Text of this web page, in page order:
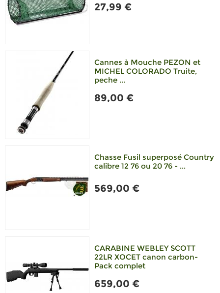
27,99 €
Cannes à Mouche PEZON et
MICHEL COLORADO Truite,
peche ...
89,00 €
Chasse Fusil superposé Country
calibre 12 76 ou 20 76 - ...
569,00 €
CARABINE WEBLEY SCOTT
22LR XOCET canon carbon-
Pack complet
659,00 €